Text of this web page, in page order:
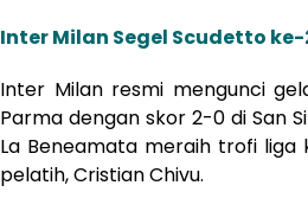
Inter Milan Segel Scudetto ke-
Inter Milan resmi mengunci
Parma dengan skor 2-0 di San
La Beneamata meraih trofi liga
pelatih, Cristian Chivu.